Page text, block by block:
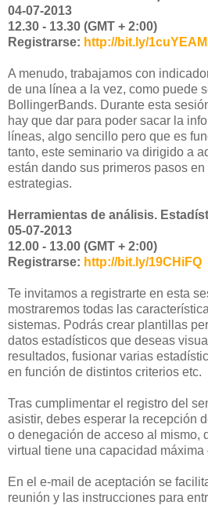
04-07-2013
12.30 - 13.30 (GMT + 2:00)
Registrarse: http://bit.ly/1cuYEAM
A menudo, trabajamos con
de una línea a la vez, como puede
BollingerBands. Durante esta
hay que dar para poder sacar la
líneas, algo sencillo pero que es
tanto, este seminario va dirigido a
están dando sus primeros pasos
estrategias.
Herramientas de análisis.
05-07-2013
12.00 - 13.00 (GMT + 2:00)
Registrarse: http://bit.ly/19CHiFQ
Te invitamos a registrarte en esta
mostraremos todas las
sistemas. Podrás crear plantillas
datos estadísticos que deseas
resultados, fusionar varias
en función de distintos criterios etc.
Tras cumplimentar el registro del
asistir, debes esperar la recepción
o denegación de acceso al mismo,
virtual tiene una capacidad máxima
En el e-mail de aceptación se
reunión y las instrucciones para